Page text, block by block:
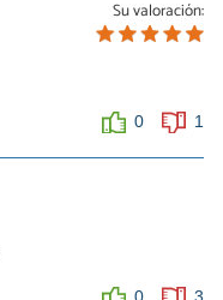
Su valoración:
0 1